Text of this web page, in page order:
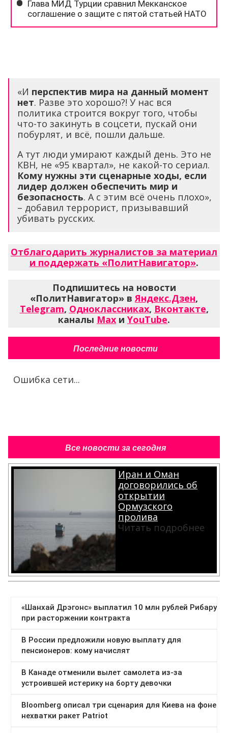
«И перспектив мира на данный момент
нет. Разве это хорошо?! У нас вся
политика строится вокруг того, чтобы
что-то закинуть в соцсети, пускай они
побурлят, и всё, пошли дальше.
А тут люди умирают каждый день. Это не
КВН, не «95 квартал», не какой-то сериал.
Кому нужны эти сценарные ходы, если
лидер должен обеспечить мир и
безопасность. А с этим всё очень плохо»,
– добавил террорист, призывавший
убивать русских.
Отблагодарить журналистов за материал
и поддержать «ПолитНавигатор».
Подпишитесь на новости
«ПолитНавигатор» в Яндекс.Дзен,
Telegram, Одноклассниках, Вконтакте,
каналы Max и YouTube.
Последние новости
Ошибка сети...
Все новости за сегодня
Иран и Оман
договорились об
открытии
Ормузского
пролива
Читать подробнее